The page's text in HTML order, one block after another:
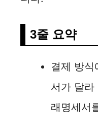
3줄 요약
결제 방
서가 달라
래명세서